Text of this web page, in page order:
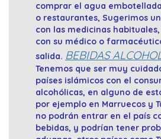
comprar el agua
o restaurantes, Sugerimos
con las medicinas
con su médico o
salida. BEBIDAS
Tenemos que ser muy
países islámicos con el
alcohólicas, en alguno de
por ejemplo en Marruecos y
no podrán entrar en el país
bebidas, y podrían tener